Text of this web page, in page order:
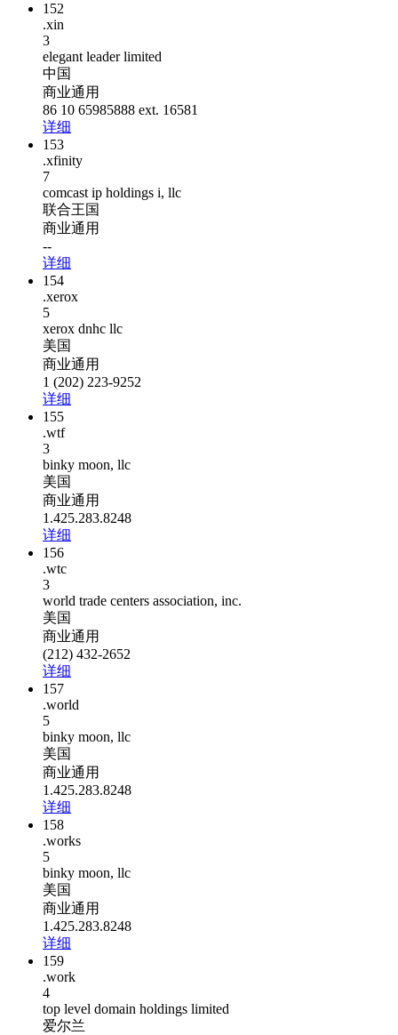
152
.xin
3
elegant leader limited
中国
商业通用
86 10 65985888 ext. 16581
详细
153
.xfinity
7
comcast ip holdings i, llc
联合王国
商业通用
--
详细
154
.xerox
5
xerox dnhc llc
美国
商业通用
1 (202) 223-9252
详细
155
.wtf
3
binky moon, llc
美国
商业通用
1.425.283.8248
详细
156
.wtc
3
world trade centers association, inc.
美国
商业通用
(212) 432-2652
详细
157
.world
5
binky moon, llc
美国
商业通用
1.425.283.8248
详细
158
.works
5
binky moon, llc
美国
商业通用
1.425.283.8248
详细
159
.work
4
top level domain holdings limited
爱尔兰